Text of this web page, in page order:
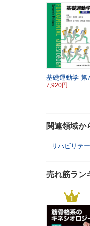
基礎運動学 第
7,920円
関連領域か
リハビリテ
売れ筋ラン